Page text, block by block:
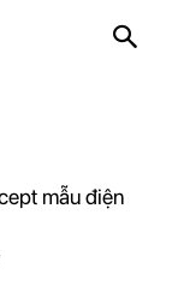
mẫu điện